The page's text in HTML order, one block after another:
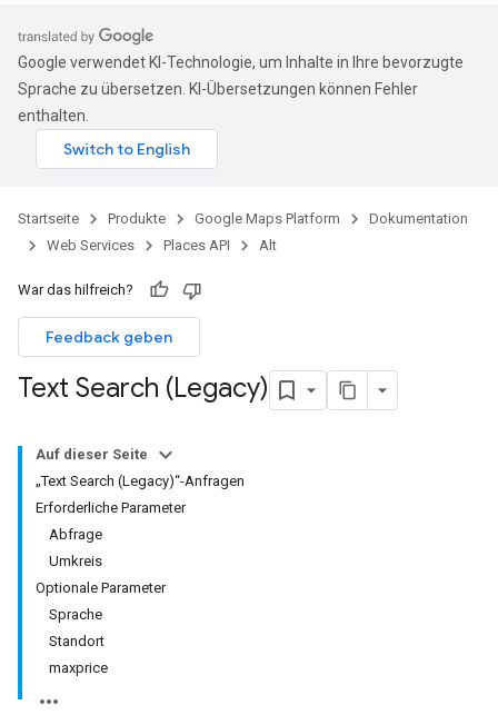
Google verwendet KI-Technologie, um Inhalte in Ihre bevorzugte
Sprache zu übersetzen. KI-Übersetzungen können Fehler
enthalten.
Startseite Produkte Google Maps Platform
Dokumentation
Web Services
Places API Alt
War das hilfreich?
Feedback geben
Text Search (Legacy)
Auf dieser Seite
„Text Search (Legacy)“-Anfragen
Erforderliche Parameter
Abfrage
Umkreis
Optionale Parameter
Sprache
Standort
maxprice